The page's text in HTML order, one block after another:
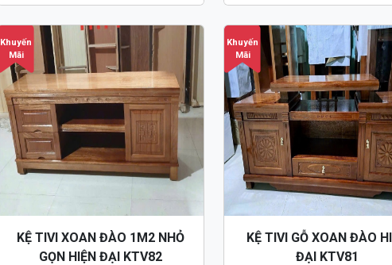
Khuyến
Mãi
KỆ TIVI XOAN ĐÀO 1M2 NHỎ
GỌN HIỆN ĐẠI KTV82
Khuyến
Mãi
KỆ TIVI GỖ XOAN ĐÀO
ĐẠI KTV81